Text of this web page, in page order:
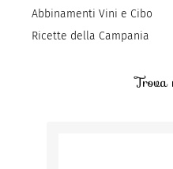
Abbinamenti Vini e Cibo
Ricette della Campania
Trova